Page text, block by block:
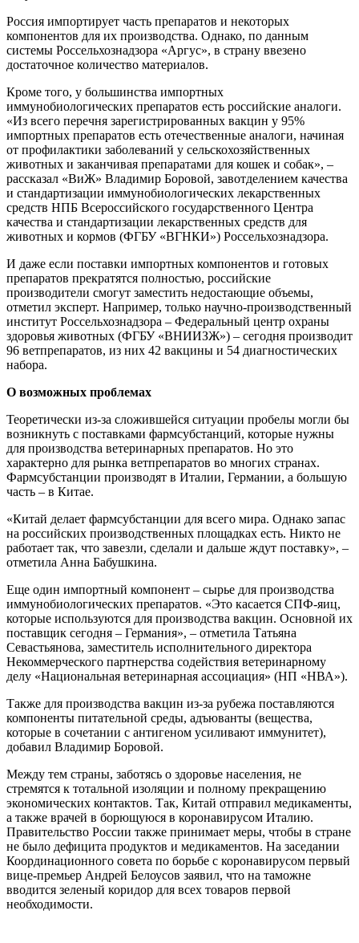
Россия импортирует часть препаратов и некоторых
компонентов для их производства. Однако, по данным
системы Россельхознадзора «Аргус», в страну ввезено
достаточное количество материалов.
Кроме того, у большинства импортных
иммунобиологических препаратов есть российские аналоги.
«Из всего перечня зарегистрированных вакцин у 95%
импортных препаратов есть отечественные аналоги, начиная
от профилактики заболеваний у сельскохозяйственных
животных и заканчивая препаратами для кошек и собак», –
рассказал «ВиЖ» Владимир Боровой, завотделением качества
и стандартизации иммунобиологических лекарственных
средств НПБ Всероссийского государственного Центра
качества и стандартизации лекарственных средств для
животных и кормов (ФГБУ «ВГНКИ») Россельхознадзора.
И даже если поставки импортных компонентов и готовых
препаратов прекратятся полностью, российские
производители смогут заместить недостающие объемы,
отметил эксперт. Например, только научно-производственный
институт Россельхознадзора – Федеральный центр охраны
здоровья животных (ФГБУ «ВНИИЗЖ») – сегодня производит
96 ветпрепаратов, из них 42 вакцины и 54 диагностических
набора.
О возможных проблемах
Теоретически из-за сложившейся ситуации пробелы могли бы
возникнуть с поставками фармсубстанций, которые нужны
для производства ветеринарных препаратов. Но это
характерно для рынка ветпрепаратов во многих странах.
Фармсубстанции производят в Италии, Германии, а большую
часть – в Китае.
«Китай делает фармсубстанции для всего мира. Однако запас
на российских производственных площадках есть. Никто не
работает так, что завезли, сделали и дальше ждут поставку», –
отметила Анна Бабушкина.
Еще один импортный компонент – сырье для производства
иммунобиологических препаратов. «Это касается СПФ-яиц,
которые используются для производства вакцин. Основной их
поставщик сегодня – Германия», – отметила Татьяна
Севастьянова, заместитель исполнительного директора
Некоммерческого партнерства содействия ветеринарному
делу «Национальная ветеринарная ассоциация» (НП «НВА»).
Также для производства вакцин из-за рубежа поставляются
компоненты питательной среды, адъюванты (вещества,
которые в сочетании с антигеном усиливают иммунитет),
добавил Владимир Боровой.
Между тем страны, заботясь о здоровье населения, не
стремятся к тотальной изоляции и полному прекращению
экономических контактов. Так, Китай отправил медикаменты,
а также врачей в борющуюся в коронавирусом Италию.
Правительство России также принимает меры, чтобы в стране
не было дефицита продуктов и медикаментов. На заседании
Координационного совета по борьбе с коронавирусом первый
вице-премьер Андрей Белоусов заявил, что на таможне
вводится зеленый коридор для всех товаров первой
необходимости.